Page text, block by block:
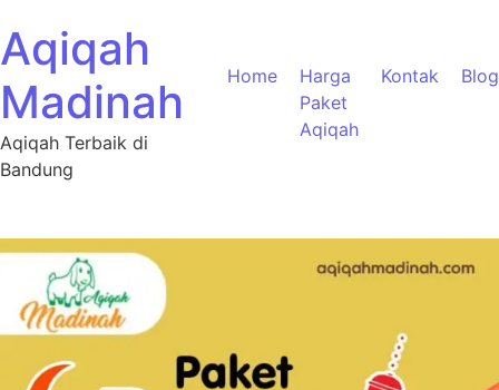
Aqiqah
Madinah
Aqiqah Terbaik di
Bandung
Home
Harga
Paket
Aqiqah
Kontak Blog